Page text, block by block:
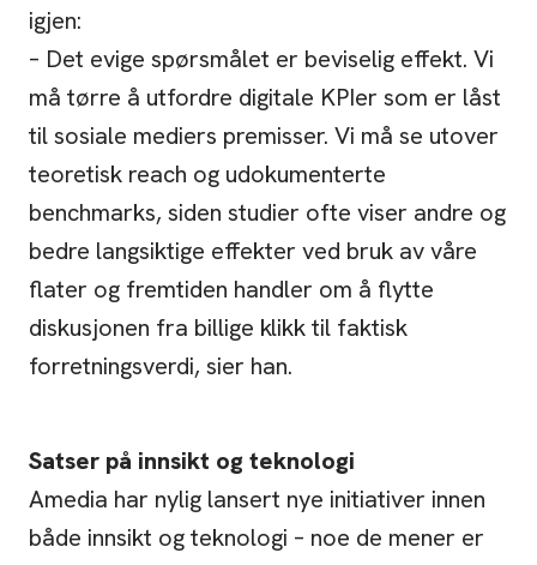
igjen:
– Det evige spørsmålet er beviselig effekt. Vi
må tørre å utfordre digitale KPIer som er låst
til sosiale mediers premisser. Vi må se utover
teoretisk reach og udokumenterte
benchmarks, siden studier ofte viser andre og
bedre langsiktige effekter ved bruk av våre
flater og fremtiden handler om å flytte
diskusjonen fra billige klikk til faktisk
forretningsverdi, sier han.
Satser på innsikt og teknologi
Amedia har nylig lansert nye initiativer innen
både innsikt og teknologi – noe de mener er